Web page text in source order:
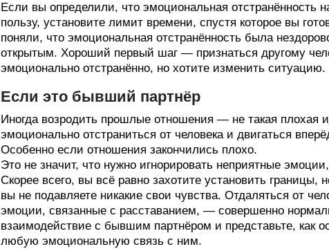
Если вы определили, что эмоциональная отстранённость
пользу, установите лимит времени, спустя которое вы
поняли, что эмоциональная отстранённость была
открытым. Хороший первый шаг — признаться другому
эмоционально отстранённо, но хотите изменить ситуацию.
Если это бывший партнёр
Иногда возродить прошлые отношения — не такая плохая
эмоционально отстраниться от человека и двигаться
Особенно если отношения закончились плохо.
Это не значит, что нужно игнорировать неприятные
Скорее всего, вы всё равно захотите установить границы,
вы не подавляете никакие свои чувства. Отдаляться от
эмоции, связанные с расставанием, — совершенно
взаимодействие с бывшим партнёром и представьте, как
любую эмоциональную связь с ним.